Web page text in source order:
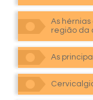
As
região da
As